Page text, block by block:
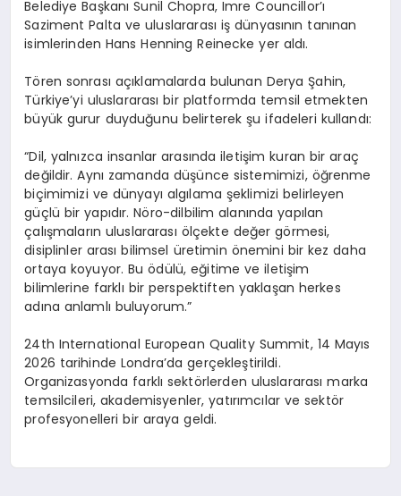
Belediye Başkanı Sunil Chopra, Imre Councillor’ı
Saziment Palta ve uluslararası iş dünyasının tanınan
isimlerinden Hans Henning Reinecke yer aldı.
Tören sonrası açıklamalarda bulunan Derya Şahin,
Türkiye’yi uluslararası bir platformda temsil etmekten
büyük gurur duyduğunu belirterek şu ifadeleri kullandı:
“Dil, yalnızca insanlar arasında iletişim kuran bir araç
değildir. Aynı zamanda düşünce sistemimizi, öğrenme
biçimimizi ve dünyayı algılama şeklimizi belirleyen
güçlü bir yapıdır. Nöro-dilbilim alanında yapılan
çalışmaların uluslararası ölçekte değer görmesi,
disiplinler arası bilimsel üretimin önemini bir kez daha
ortaya koyuyor. Bu ödülü, eğitime ve iletişim
bilimlerine farklı bir perspektiften yaklaşan herkes
adına anlamlı buluyorum.”
24th International European Quality Summit, 14 Mayıs
2026 tarihinde Londra’da gerçekleştirildi.
Organizasyonda farklı sektörlerden uluslararası marka
temsilcileri, akademisyenler, yatırımcılar ve sektör
profesyonelleri bir araya geldi.